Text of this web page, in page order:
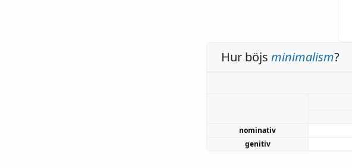
Hur böjs minimalism?
nominativ
genitiv